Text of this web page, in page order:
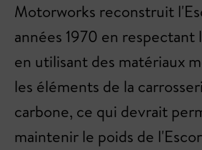
Motorworks reconstruit
années 1970 en respectant
en utilisant des matériaux
les éléments de la
carbone, ce qui devrait
maintenir le poids de